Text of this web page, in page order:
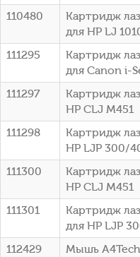
110480
Картридж
для HP LJ
111295
Картридж
для Canon i-
111297
Картридж
HP CLJ M451
111298
Картридж
HP LJP 300/
111300
Картридж
HP CLJ M451
111301
Картридж
для HP LJP
112429
Мышь